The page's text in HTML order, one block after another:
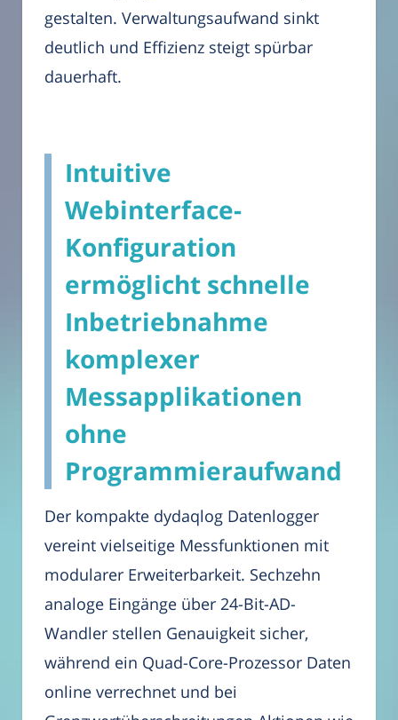
gestalten. Verwaltungsaufwand sinkt
deutlich und Effizienz steigt spürbar
dauerhaft.
Intuitive
Webinterface-
Konfiguration
ermöglicht schnelle
Inbetriebnahme
komplexer
Messapplikationen
ohne
Programmieraufwand
Der kompakte dydaqlog Datenlogger
vereint vielseitige Messfunktionen mit
modularer Erweiterbarkeit. Sechzehn
analoge Eingänge über 24-Bit-AD-
Wandler stellen Genauigkeit sicher,
während ein Quad-Core-Prozessor Daten
online verrechnet und bei